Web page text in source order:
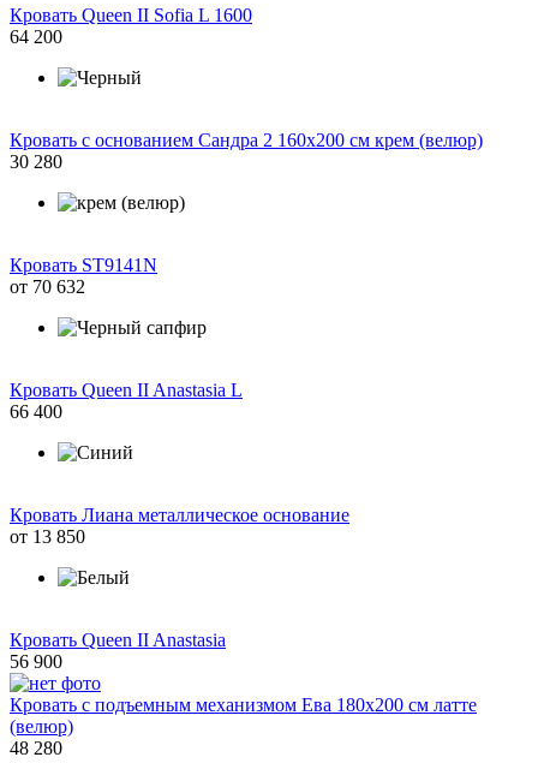
Кровать Queen II Sofia L 1600
64 200
Кровать с основанием Сандра 2 160х200 см крем (велюр)
30 280
Кровать ST9141N
от 70 632
Кровать Queen II Anastasia L
66 400
Кровать Лиана металлическое основание
от 13 850
Кровать Queen II Anastasia
56 900
Кровать с подъемным механизмом Ева 180х200 см латте
(велюр)
48 280